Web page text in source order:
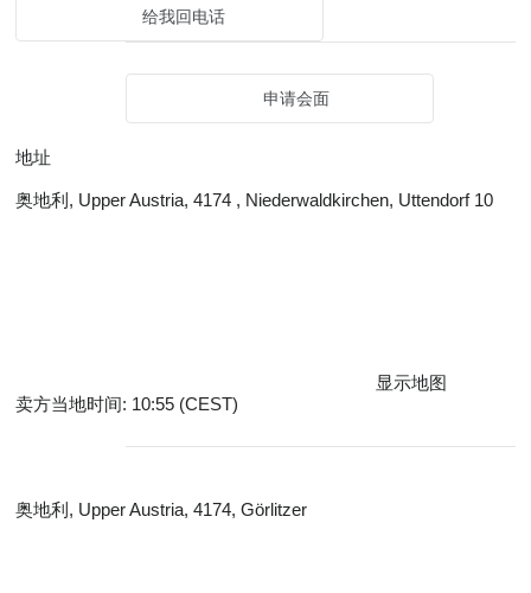
给我回电话
申请会面
地址
奥地利, Upper Austria, 4174 , Niederwaldkirchen, Uttendorf 10
显示地图
卖方当地时间: 10:55 (CEST)
奥地利, Upper Austria, 4174, Görlitzer